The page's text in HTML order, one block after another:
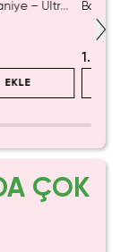
– Ultra
EKLE
Dokulu
ÇOK